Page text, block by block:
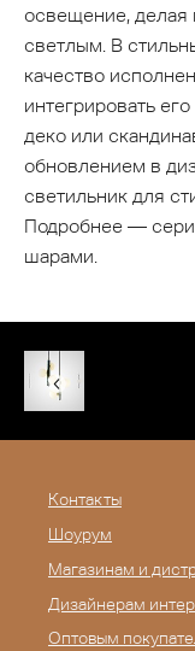
освещение, делая
светлым. В
качество
интегрировать
деко или
обновлением в
светильник для
Подробнее —
шарами.
Контакты
Шоурум
Магазинам и
Дизайнерам
Оптовым